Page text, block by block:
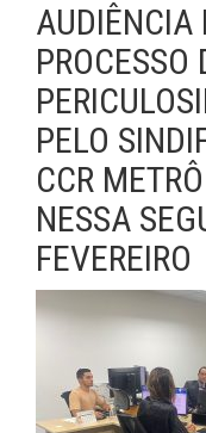
AUDIÊNCIA
PROCESSO
PELO
CCR
NESSA
FEVEREIRO